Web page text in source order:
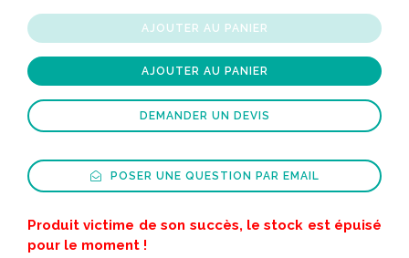
AJOUTER AU PANIER
AJOUTER AU PANIER
DEMANDER UN DEVIS
POSER UNE QUESTION PAR EMAIL
Produit victime de son succès, le stock est épuisé
pour le moment !